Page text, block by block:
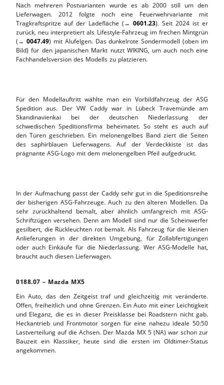
Nach mehreren Postvarianten wurde es ab 2000 still um den
Lieferwagen. 2012 folgte noch eine Feuerwehrvariante mit
Tragkraftspritze auf der Ladefläche (→ 0601.23). Seit 2024 ist er
zurück, neu interpretiert als Lifestyle-Fahrzeug im frechen Mintgrün
(→ 0047.49) mit Alufelgen. Das dunkelrote Sondermodell (oben im
Bild) für den japanischen Markt nutzt WIKING, um auch noch eine
Fachhandelsversion des Modells zu platzieren.
Für den Modellauftritt wählte man ein Vorbildfahrzeug der ASG
Spedition aus. Der VW Caddy war in Lübeck Travemünde am
Skandinavienkai bei der deutschen Niederlassung der
schwedischen Speditionsfirma beheimatet. So steht es auch auf
den Türen geschrieben. Ein melonengelbes Band ziert die Seiten
des saphirblauen Lieferwagens. Auf der Verdeckkiste ist das
prägnante ASG-Logo mit dem melonengelben Pfeil aufgedruckt.
In der Aufmachung passt der Caddy sehr gut in die Speditionsreihe
der bisherigen ASG-Fahrzeuge. Auch zu den älteren Modellen. Da
sehr zurückhaltend bemalt, aber ähnlich umfangreich mit ASG-
Schriftzügen versehen. Denn am Modell sind nur die Scheinwerfer
gesilbert, die Rückleuchten rot bemalt. Als Fahrzeug für die kleinen
Anlieferungen in der direkten Umgebung, für Zollabfertigungen
oder auch Einkäufe für die Niederlassung. Wer ASG-Modelle hat,
braucht auch diesen Lieferwagen.
0188.07 – Mazda MX5
Ein Auto, das den Zeitgeist traf und gleichzeitig mit veränderte.
Offen, freiheitlich und ohne Grenzen. Ein Auto mit einer Leichtigkeit
und Eleganz, die es in dieser Preisklasse bei Roadstern nicht gab.
Heckantrieb und Frontmotor sorgen für eine nahezu ideale 50:50
Lastverteilung auf die Achsen. Der Mazda MX 5 (NA) war schon zur
Bauzeit ein Klassiker, heute sind die ersten im Oldtimer-Status
angekommen.